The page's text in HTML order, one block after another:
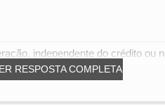
RESPOSTA COMPLETA
independente do crédito ou